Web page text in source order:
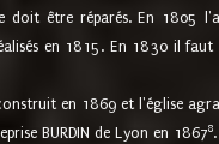
être réparés. En 1805
en 1815. En 1830 il
en 1869 et l'église
BURDIN de Lyon en 18678.